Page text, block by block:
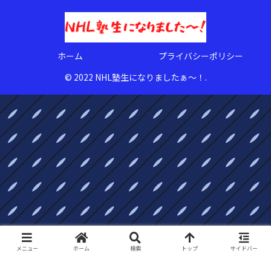
ホーム
プライバシーポリシー
© 2022 NHL塾生になりましたぁ〜！.
メニュー ホーム 検索 トップ サイドバー